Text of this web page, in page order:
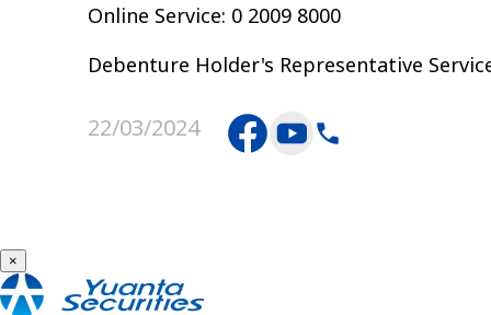
Online Service: 0 2009 8000
Debenture Holder's Representative
22/03/2024
×